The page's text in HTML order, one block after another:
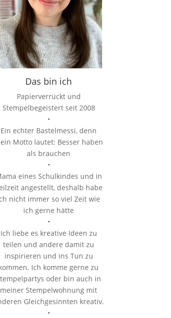
Das bin ich
Papierverrückt und
Stempelbegeistert seit 2008
•
Ein echter Bastelmessi, denn
Motto lautet: Besser haben
als brauchen
•
eines Schulkindes und in
angestellt, deshalb habe
nicht immer so viel Zeit wie
ich gerne hätte
•
Ich liebe es kreative Ideen zu
teilen und andere damit zu
inspirieren und ins Tun zu
Ich komme gerne zu
oder bin auch in
meiner Stempelwohnung mit
Gleichgesinnten kreativ.
•